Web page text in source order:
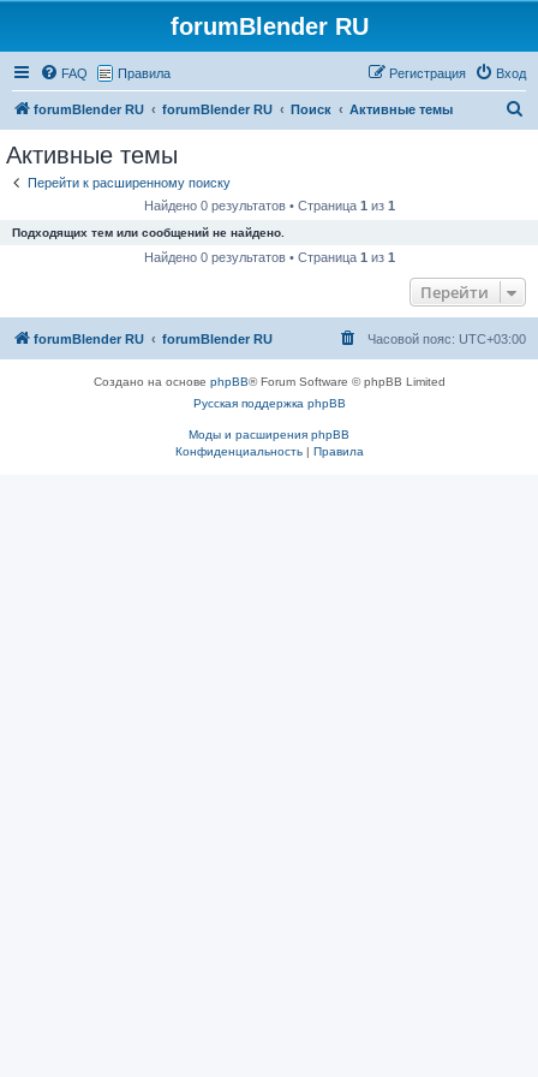
forumBlender RU
FAQ Правила Вход
Регистрация
forumBlender RU forumBlender RU Поиск Активные темы
Активные темы
Перейти к расширенному поиску
Найдено 0 результатов • Страница 1 из 1
Подходящих тем или сообщений не найдено.
Найдено 0 результатов • Страница 1 из 1
Перейти
forumBlender RU forumBlender RU Часовой пояс: UTC+03:00
Создано на основе phpBB® Forum Software © phpBB Limited
Русская поддержка phpBB
Моды и расширения phpBB
Конфиденциальность| Правила